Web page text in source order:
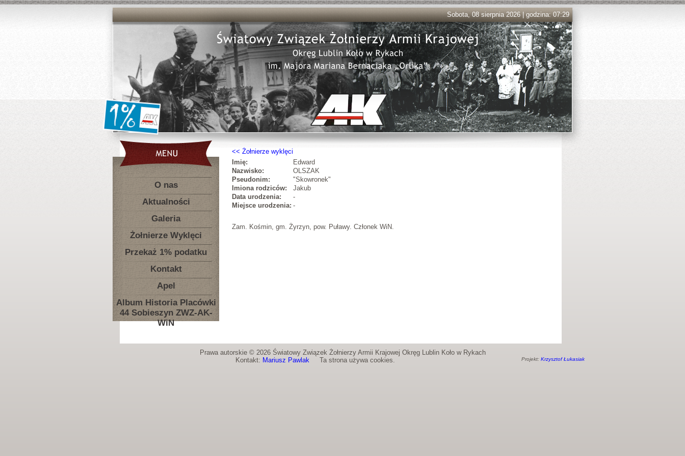
Sobota, 08 sierpnia 2026 | godzina: 07:29
O nas
Aktualności
Galeria
Żołnierze Wyklęci
Przekaż 1% podatku
Kontakt
Apel
Album Historia Placówki
44 Sobieszyn ZWZ-AK-
WiN
Żołnierze wyklęci
Imię:
Edward
Nazwisko:
OLSZAK
Pseudonim:
"Skowronek"
Imiona rodziców:
Jakub
Data urodzenia:
-
Miejsce urodzenia: -
Zam. Kośmin, gm. Żyrzyn, pow. Puławy. Członek WiN.
Prawa autorskie © 2026 Światowy Związek Żołnierzy Armii Krajowej Okręg Lublin Koło w Rykach
Kontakt: Mariusz PawlakTa strona używa cookies. Projekt: Krzysztof Łukasiak